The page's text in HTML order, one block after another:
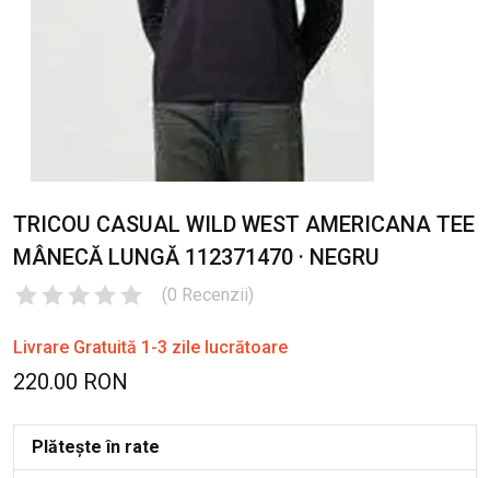
TRICOU CASUAL WILD WEST AMERICANA TEE
MÂNECĂ LUNGĂ 112371470 · NEGRU
(0 Recenzii)
Livrare Gratuită 1-3 zile lucrătoare
220.00 RON
Plătește în rate